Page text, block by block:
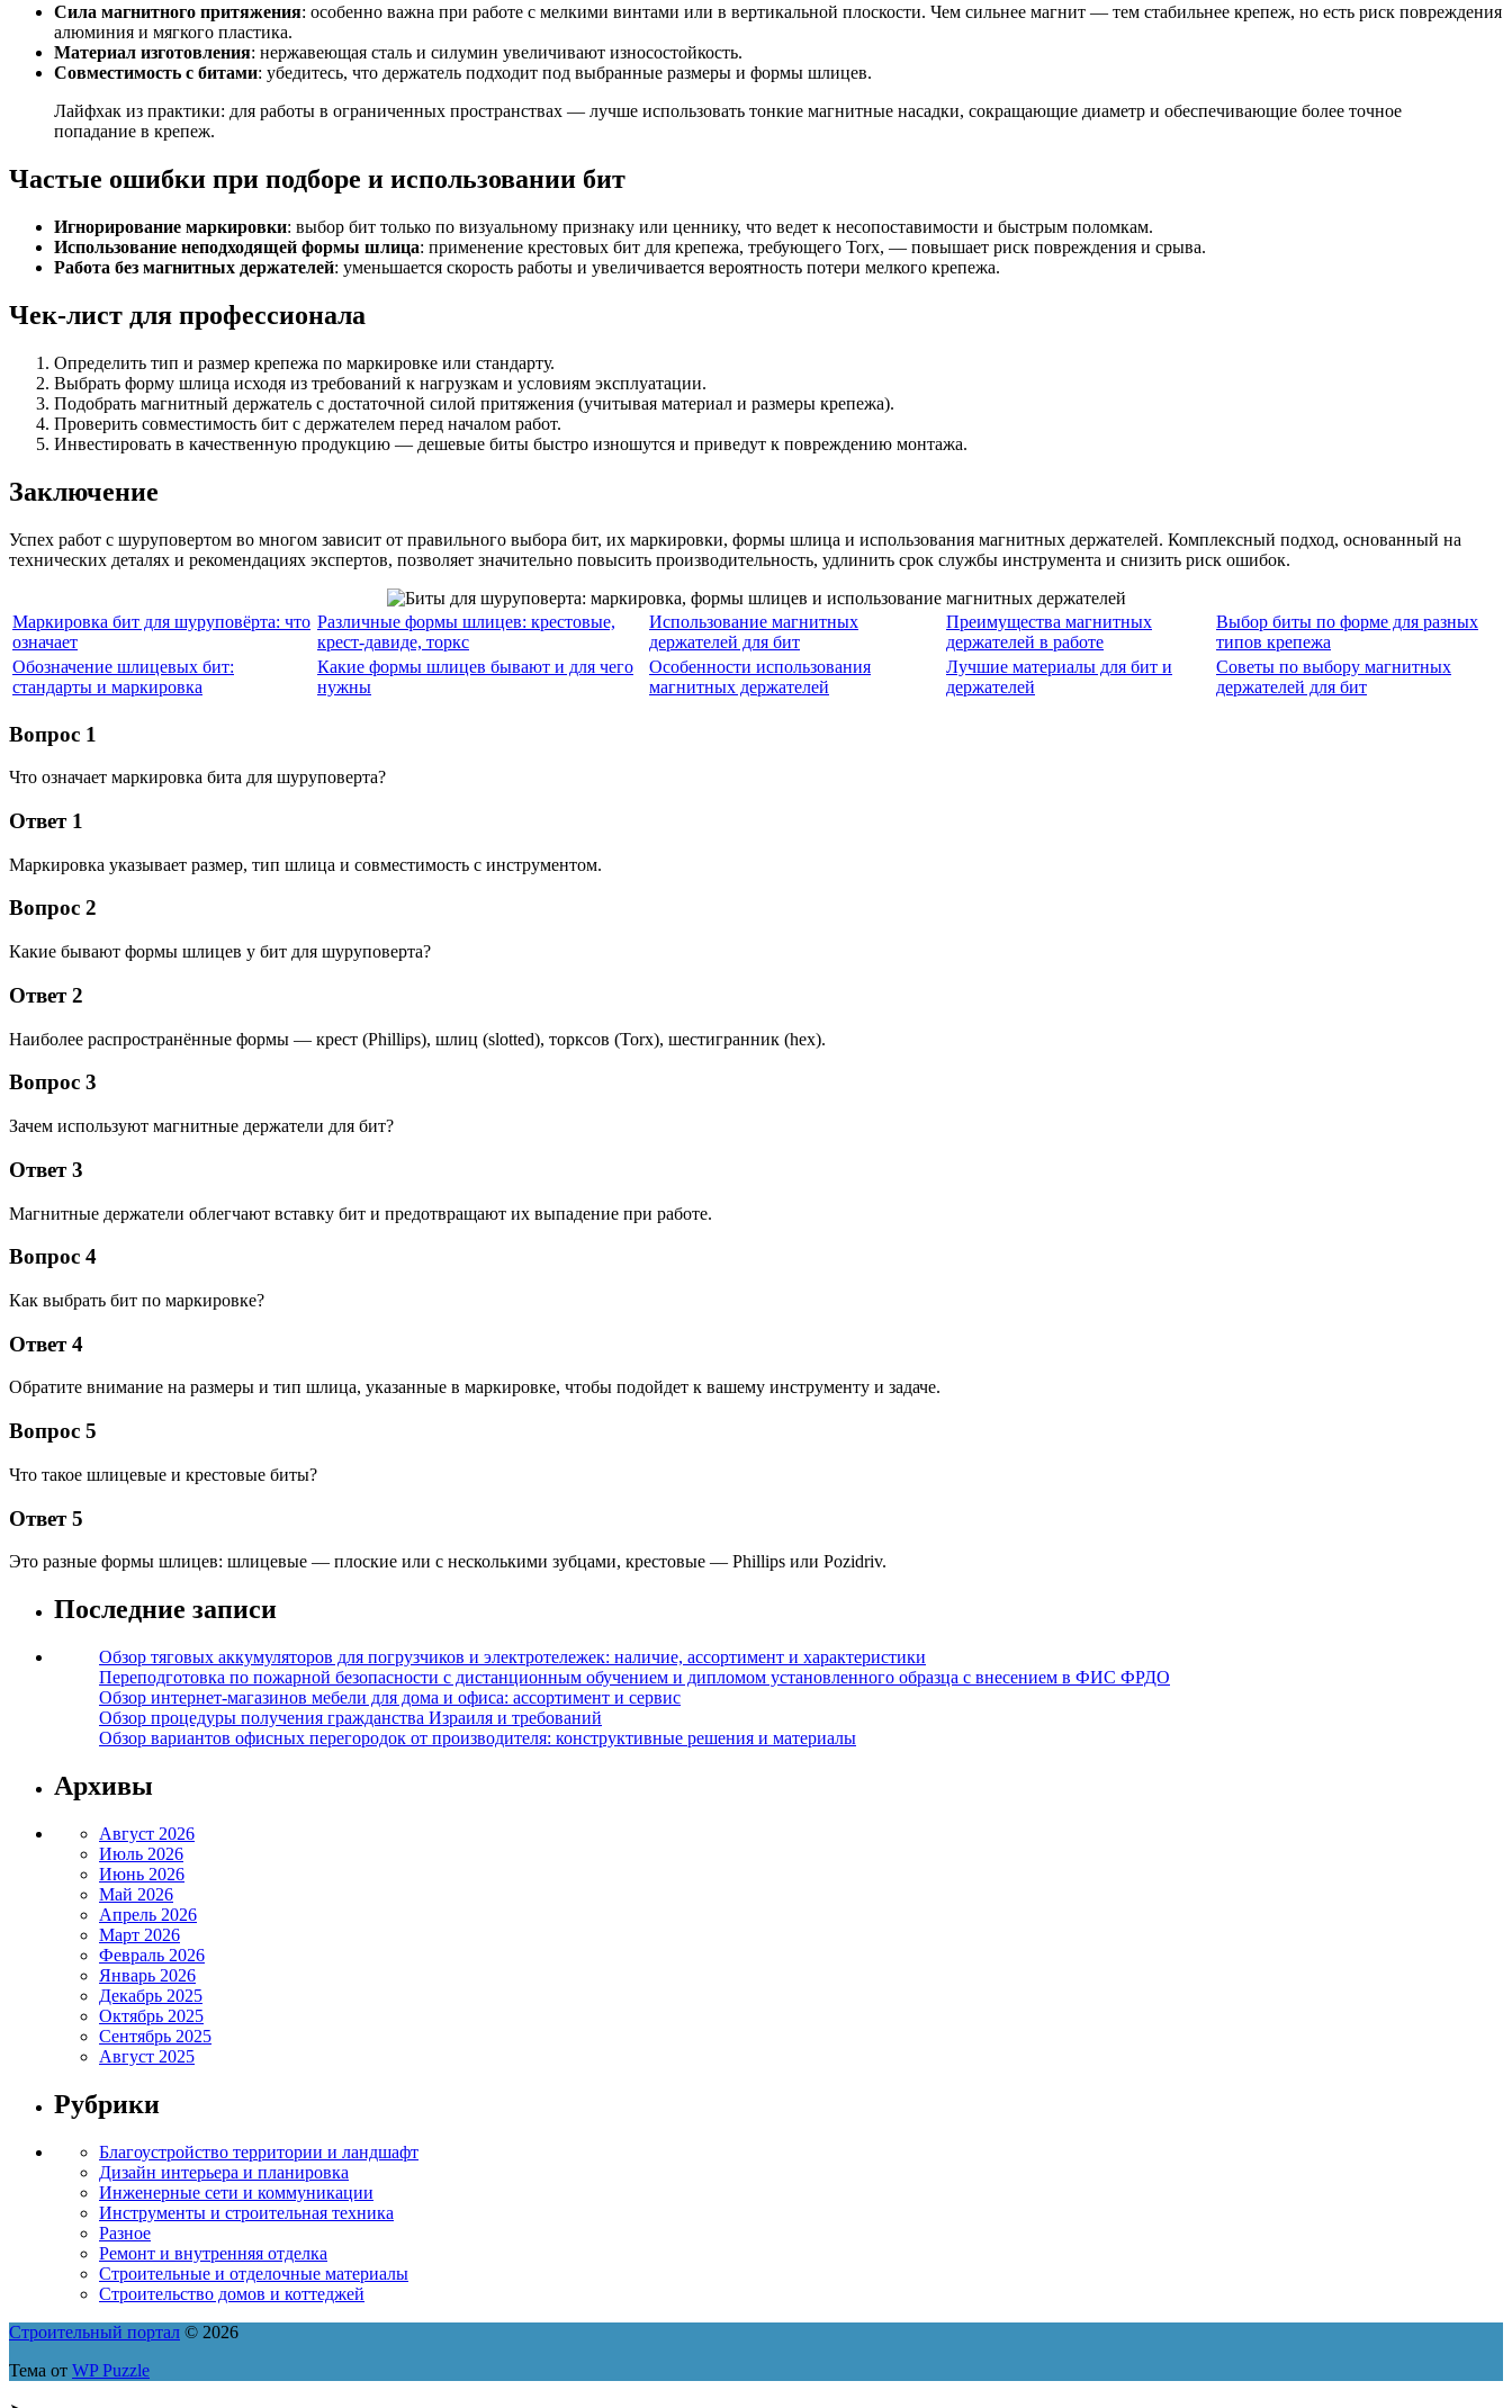
Сила магнитного притяжения: особенно важна при работе с мелкими винтами или в вертикальной плоскости. Чем сильнее магнит — тем стабильнее крепеж, но есть риск повреждения
алюминия и мягкого пластика.
Материал изготовления: нержавеющая сталь и силумин увеличивают износостойкость.
Совместимость с битами: убедитесь, что держатель подходит под выбранные размеры и формы шлицев.
Лайфхак из практики: для работы в ограниченных пространствах — лучше использовать тонкие магнитные насадки, сокращающие диаметр и обеспечивающие более точное
попадание в крепеж.
Частые ошибки при подборе и использовании бит
Игнорирование маркировки: выбор бит только по визуальному признаку или ценнику, что ведет к несопоставимости и быстрым поломкам.
Использование неподходящей формы шлица: применение крестовых бит для крепежа, требующего Torx, — повышает риск повреждения и срыва.
Работа без магнитных держателей: уменьшается скорость работы и увеличивается вероятность потери мелкого крепежа.
Чек-лист для профессионала
Определить тип и размер крепежа по маркировке или стандарту.
Выбрать форму шлица исходя из требований к нагрузкам и условиям эксплуатации.
Подобрать магнитный держатель с достаточной силой притяжения (учитывая материал и размеры крепежа).
Проверить совместимость бит с держателем перед началом работ.
Инвестировать в качественную продукцию — дешевые биты быстро изношутся и приведут к повреждению монтажа.
Заключение
Успех работ с шуруповертом во многом зависит от правильного выбора бит, их маркировки, формы шлица и использования магнитных держателей. Комплексный подход, основанный на
технических деталях и рекомендациях экспертов, позволяет значительно повысить производительность, удлинить срок службы инструмента и снизить риск ошибок.
Маркировка бит для шуруповёрта: что
означает
Различные формы шлицев: крестовые,
крест-давиде, торкс
Использование магнитных
держателей для бит
Преимущества магнитных
держателей в работе
Выбор биты по форме для разных
типов крепежа
Обозначение шлицевых бит:
стандарты и маркировка
Какие формы шлицев бывают и для чего
нужны
Особенности использования
магнитных держателей
Лучшие материалы для бит и
держателей
Советы по выбору магнитных
держателей для бит
Вопрос 1
Что означает маркировка бита для шуруповерта?
Ответ 1
Маркировка указывает размер, тип шлица и совместимость с инструментом.
Вопрос 2
Какие бывают формы шлицев у бит для шуруповерта?
Ответ 2
Наиболее распространённые формы — крест (Phillips), шлиц (slotted), торксов (Torx), шестигранник (hex).
Вопрос 3
Зачем используют магнитные держатели для бит?
Ответ 3
Магнитные держатели облегчают вставку бит и предотвращают их выпадение при работе.
Вопрос 4
Как выбрать бит по маркировке?
Ответ 4
Обратите внимание на размеры и тип шлица, указанные в маркировке, чтобы подойдет к вашему инструменту и задаче.
Вопрос 5
Что такое шлицевые и крестовые биты?
Ответ 5
Это разные формы шлицев: шлицевые — плоские или с несколькими зубцами, крестовые — Phillips или Pozidriv.
Последние записи
Обзор тяговых аккумуляторов для погрузчиков и электротележек: наличие, ассортимент и характеристики
Переподготовка по пожарной безопасности с дистанционным обучением и дипломом установленного образца с внесением в ФИС ФРДО
Обзор интернет-магазинов мебели для дома и офиса: ассортимент и сервис
Обзор процедуры получения гражданства Израиля и требований
Обзор вариантов офисных перегородок от производителя: конструктивные решения и материалы
Архивы
Август 2026
Июль 2026
Июнь 2026
Май 2026
Апрель 2026
Март 2026
Февраль 2026
Январь 2026
Декабрь 2025
Октябрь 2025
Сентябрь 2025
Август 2025
Рубрики
Благоустройство территории и ландшафт
Дизайн интерьера и планировка
Инженерные сети и коммуникации
Инструменты и строительная техника
Разное
Ремонт и внутренняя отделка
Строительные и отделочные материалы
Строительство домов и коттеджей
Строительный портал © 2026
Тема от WP Puzzle